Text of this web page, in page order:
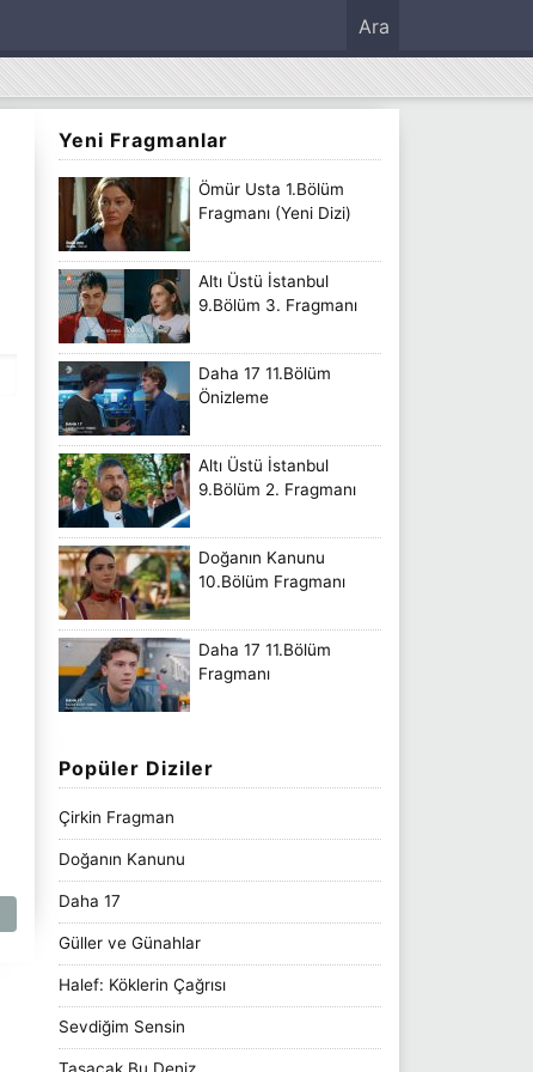
Ara
Yeni Fragmanlar
Ömür Usta 1.Bölüm
Fragmanı (Yeni Dizi)
Altı Üstü İstanbul
9.Bölüm 3. Fragmanı
Daha 17 11.Bölüm
Önizleme
Altı Üstü İstanbul
9.Bölüm 2. Fragmanı
Doğanın Kanunu
10.Bölüm Fragmanı
Daha 17 11.Bölüm
Fragmanı
Popüler Diziler
Çirkin Fragman
Doğanın Kanunu
Daha 17
Güller ve Günahlar
Halef: Köklerin Çağrısı
Sevdiğim Sensin
Taşacak Bu Deniz